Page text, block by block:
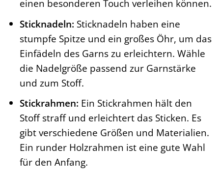
einen besonderen Touch verleihen können.
Sticknadeln: Sticknadeln haben eine
stumpfe Spitze und ein großes Öhr, um das
Einfädeln des Garns zu erleichtern. Wähle
die Nadelgröße passend zur Garnstärke
und zum Stoff.
Stickrahmen: Ein Stickrahmen hält den
Stoff straff und erleichtert das Sticken. Es
gibt verschiedene Größen und Materialien.
Ein runder Holzrahmen ist eine gute Wahl
für den Anfang.